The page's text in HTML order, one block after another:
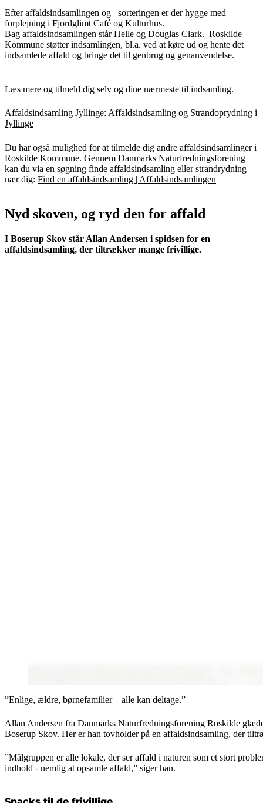
Efter affaldsindsamlingen og –sorteringen er der hygge med
forplejning i Fjordglimt Café og Kulturhus.
Bag affaldsindsamlingen står Helle og Douglas Clark. Roskilde
Kommune støtter indsamlingen, bl.a. ved at køre ud og hente det
indsamlede affald og bringe det til genbrug og genanvendelse.
Læs mere og tilmeld dig selv og dine nærmeste til indsamling.
Affaldsindsamling Jyllinge: Affaldsindsamling og Strandoprydning i
Jyllinge
Du har også mulighed for at tilmelde dig andre affaldsindsamlinger i
Roskilde Kommune. Gennem Danmarks Naturfredningsforening
kan du via en søgning finde affaldsindsamling eller strandrydning
nær dig: Find en affaldsindsamling | Affaldsindsamlingen
Nyd skoven, og ryd den for affald
I Boserup Skov står Allan Andersen i spidsen for en
affaldsindsamling, der tiltrækker mange frivillige.
”Enlige, ældre, børnefamilier – alle kan deltage.”
Allan Andersen fra Danmarks Naturfredningsforening Roskilde
Boserup Skov. Her er han tovholder på en affaldsindsamling, der
”Målgruppen er alle lokale, der ser affald i naturen som et stort
indhold - nemlig at opsamle affald,” siger han.